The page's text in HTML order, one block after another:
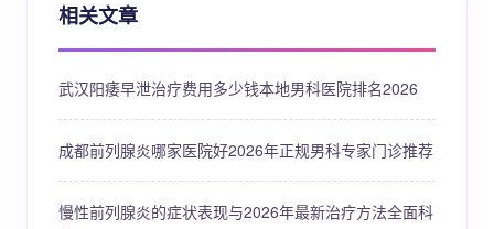
相关文章
武汉阳痿早泄治疗费用多少钱本地男科医院排名2026
成都前列腺炎哪家医院好2026年正规男科专家门诊推荐
慢性前列腺炎的症状表现与2026年最新治疗方法全面科